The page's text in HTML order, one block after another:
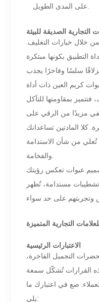
على المدى الطويل.
التجارية الصديقة للبيئة
من خلال خيارات التغليف.
التطبيق بكونها مبتكرة
سلسًا وفاخرًا يجذب
كريم العين ذات أداة
بمقاومتها للتآكل
مزيدًا من الرقي على
كلا المادتين تساعدانك
تُعلي من شأن الاستدامة
والفخامة.
عبوات تعكس رؤيتك
مستدامة، تُظهر
التجارية المتميزة
الاعتبارات الرئيسية
التجميل الفاخرة،
القرارات تُشكّل سمعة
ضع في اعتبارك ما
يلي: